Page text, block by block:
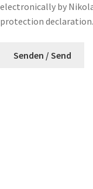
electronically by
protection declaration.